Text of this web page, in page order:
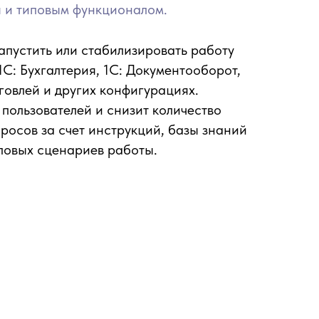
и типовым функционалом.
или стабилизировать работу
Бухгалтерия, 1С: Документооборот,
и других конфигурациях.
и снизит количество
за счет инструкций, базы знаний
сценариев работы.